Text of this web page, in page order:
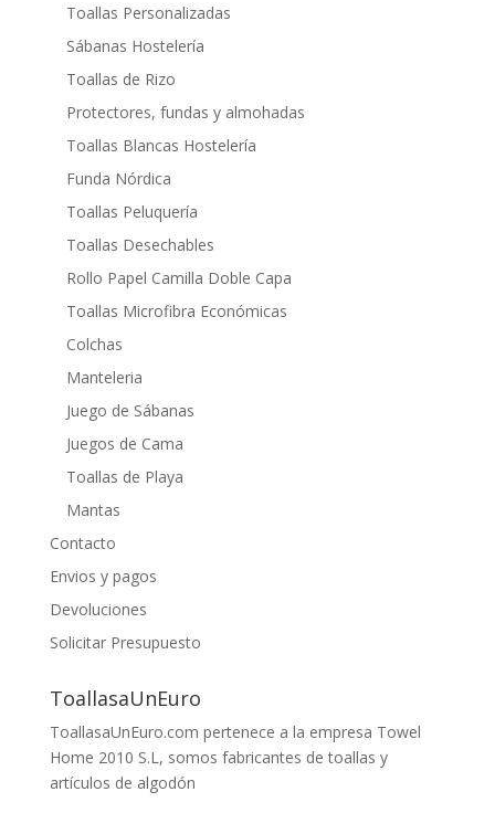
Toallas Personalizadas
Sábanas Hostelería
Toallas de Rizo
Protectores, fundas y almohadas
Toallas Blancas Hostelería
Funda Nórdica
Toallas Peluquería
Toallas Desechables
Rollo Papel Camilla Doble Capa
Toallas Microfibra Económicas
Colchas
Manteleria
Juego de Sábanas
Juegos de Cama
Toallas de Playa
Mantas
Contacto
Envios y pagos
Devoluciones
Solicitar Presupuesto
ToallasaUnEuro
ToallasaUnEuro.com pertenece a la empresa Towel
Home 2010 S.L, somos fabricantes de toallas y
artículos de algodón